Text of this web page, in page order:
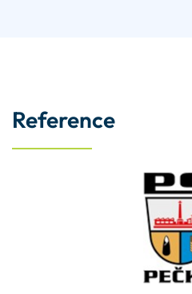
Reference